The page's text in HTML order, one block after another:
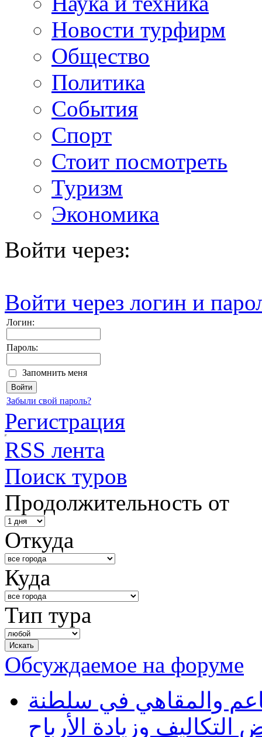
Новости турфирм
Общество
Политика
События
Спорт
Стоит посмотреть
Туризм
Экономика
Войти через:
Войти через логин и
Логин:
Пароль:
Запомнить меня
Забыли свой пароль?
Регистрация
RSS лента
Поиск туров
Продолжительность от
Откуда
Куда
Тип тура
Обсуждаемое на форуме
والمقاهي في سلطنة
وزيادة الأرباح